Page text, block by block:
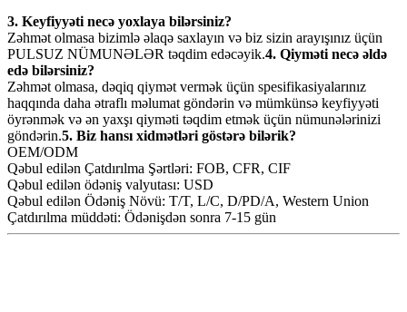
3. Keyfiyyəti necə yoxlaya bilərsiniz?
Zəhmət olmasa bizimlə əlaqə saxlayın və biz sizin arayışınız üçün
PULSUZ NÜMUNƏLƏR təqdim edəcəyik.4. Qiyməti necə əldə
edə bilərsiniz?
Zəhmət olmasa, dəqiq qiymət vermək üçün spesifikasiyalarınız
haqqında daha ətraflı məlumat göndərin və mümkünsə keyfiyyəti
öyrənmək və ən yaxşı qiyməti təqdim etmək üçün nümunələrinizi
göndərin.5. Biz hansı xidmətləri göstərə bilərik?
OEM/ODM
Qəbul edilən Çatdırılma Şərtləri: FOB, CFR, CIF
Qəbul edilən ödəniş valyutası: USD
Qəbul edilən Ödəniş Növü: T/T, L/C, D/PD/A, Western Union
Çatdırılma müddəti: Ödənişdən sonra 7-15 gün